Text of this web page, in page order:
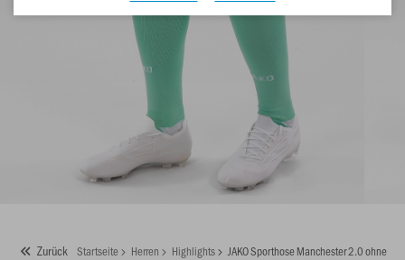
Zurück Startseite Herren Highlights JAKO Sporthose Manchester 2.0 ohne